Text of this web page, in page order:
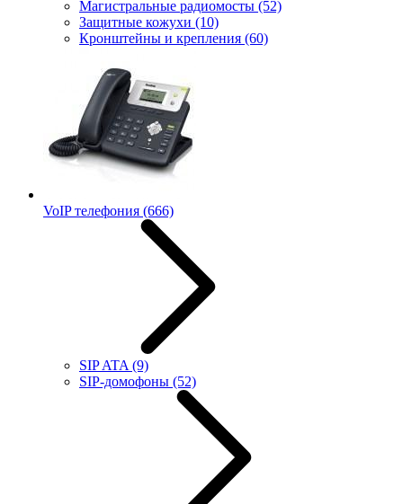
Магистральные радиомосты (52)
Защитные кожухи (10)
Кронштейны и крепления (60)
VoIP телефония (666)
SIP ATA (9)
SIP-домофоны (52)